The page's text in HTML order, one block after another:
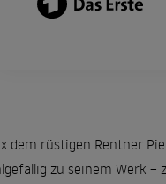
dem rüstigen Rentner
zu seinem Werk –